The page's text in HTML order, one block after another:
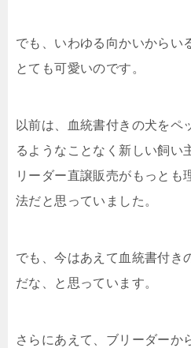
でも、いわゆる向かいからい
とても可愛いのです。
以前は、血統書付きの犬をペ
るようなことなく新しい飼い
リーダー直譲販売がもっとも
法だと思っていました。
でも、今はあえて血統書付き
だな、と思っています。
さらにあえて、ブリーダーか